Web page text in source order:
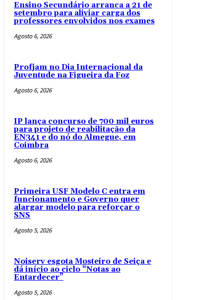
Ensino Secundário arranca a 21 de
setembro para aliviar carga dos
professores envolvidos nos exames
Agosto 6, 2026
Profjam no Dia Internacional da
Juventude na Figueira da Foz
Agosto 6, 2026
IP lança concurso de 700 mil euros
para projeto de reabilitação da
EN341 e do nó do Almegue, em
Coimbra
Agosto 6, 2026
Primeira USF Modelo C entra em
funcionamento e Governo quer
alargar modelo para reforçar o
SNS
Agosto 5, 2026
Noiserv esgota Mosteiro de Seiça e
dá início ao ciclo “Notas ao
Entardecer”
Agosto 5, 2026